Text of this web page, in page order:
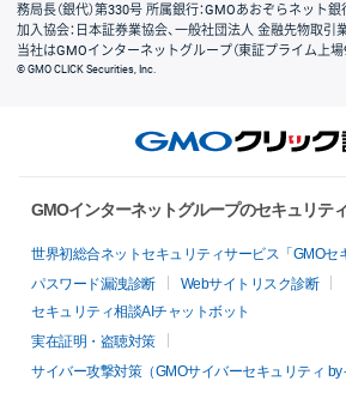
務局長（銀代）第330号 所属銀行：GMOあおぞらネット
加入協会：日本証券業協会、一般社団法人 金融先物取引
当社はGMOインターネットグループ（東証プライム上場
© GMO CLICK Securities, Inc.
GMOインターネットグループのセキュリテ
世界初総合ネットセキュリティサービス「GMOセ
パスワード漏洩診断
Webサイトリスク診断
セキュリティ相談AIチャットボット
実在証明・盗聴対策
サイバー攻撃対策（GMOサイバーセキュリティ by